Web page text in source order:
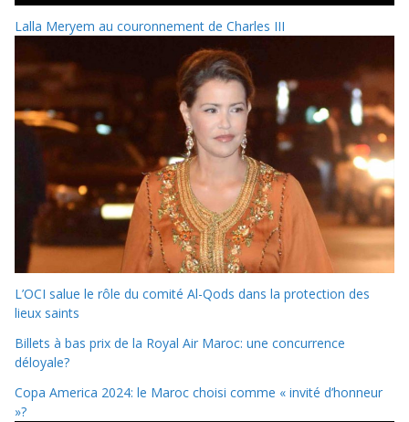
Lalla Meryem au couronnement de Charles III
L’OCI salue le rôle du comité Al-Qods dans la protection des
lieux saints
Billets à bas prix de la Royal Air Maroc: une concurrence
déloyale?
Copa America 2024: le Maroc choisi comme « invité d’honneur
»?